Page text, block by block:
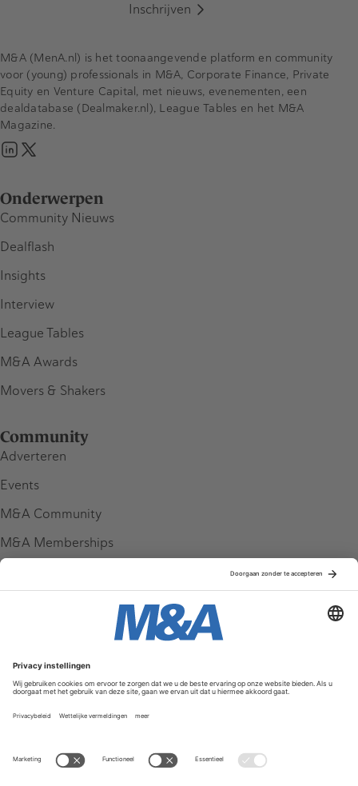
Inschrijven
Onderwerpen
Community Nieuws
Dealflash
Insights
Interview
League Tables
M&A Awards
Movers & Shakers
Community
Adverteren
Events
M&A Community
M&A Memberships
Service & Contact
Contact
FAQ
Werken bij ons
M&A (MenA.nl) is het toonaangevende platform en community
voor (young) professionals in M&A, Corporate Finance, Private
Equity en Venture Capital, met nieuws, evenementen, een
dealdatabase (Dealmaker.nl), League Tables en het M&A
Magazine.